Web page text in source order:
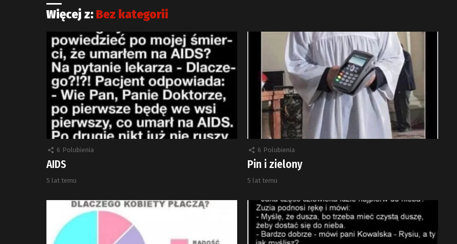
Więcej z: Bez kategorii
6 Polubienia
AIDS
5 lat temu
6 Polubienia
Pin i zielony
5 lat temu